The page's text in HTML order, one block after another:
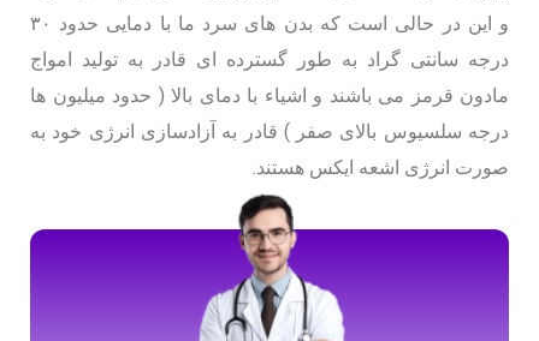
و این در حالی است که بدن های سرد ما با دمایی حدود ۳۰
درجه سانتی گراد به طور گسترده ای قادر به تولید امواج
مادون قرمز می باشند و اشیاء با دمای بالا ( حدود میلیون ها
درجه سلسیوس بالای صفر ) قادر به آزادسازی انرژی خود به
صورت انرژی اشعه ایکس هستند.